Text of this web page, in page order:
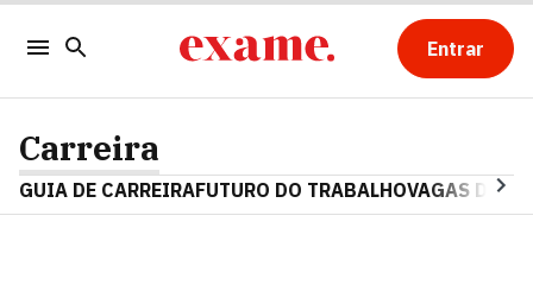
Entrar
Carreira
GUIA DE CARREIRAFUTURO DO TRABALHOVAGAS DE